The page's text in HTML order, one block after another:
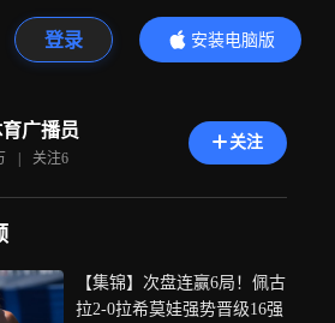
登录
安装电脑版
内容更精彩
广播员
| 关注6
关注
【集锦】次盘连赢6局！佩古
拉2-0拉希莫娃强势晋级16强